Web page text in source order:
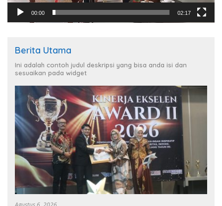
00:00 02:17
Berita Utama
Ini adalah contoh judul deskripsi yang bisa anda isi dan
sesuaikan pada widget